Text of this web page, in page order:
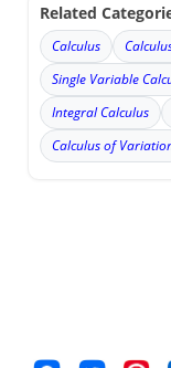
Related
Calculus
Single Variable
Integral Calculus
Calculus of